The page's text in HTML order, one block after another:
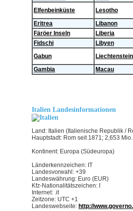
Elfenbeinküste
Lesotho
Eritrea
Libanon
Färöer Inseln
Liberia
Fidschi
Libyen
Gabun
Liechtenstein
Gambia
Macau
Italien Landesinformationen
Land: Italien (Italienische Republik /
Hauptstadt: Rom seit 1871; 2,653
Kontinent: Europa (Südeuropa)
Länderkennzeichen: IT
Landesvorwahl: +39
Landeswährung: Euro (EUR)
Kfz-Nationalitätszeichen: I
Internet: .it
Zeitzone: UTC +1
Landeswebseite: http://